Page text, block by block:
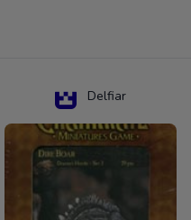
Delfiar